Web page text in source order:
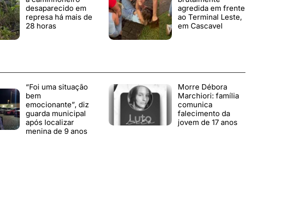
desaparecido em
represa há mais de
28 horas
agredida em frente
ao Terminal Leste,
em Cascavel
“Foi uma situação
bem
emocionante”, diz
guarda municipal
após localizar
menina de 9 anos
Morre Débora
Marchiori: família
comunica
falecimento da
jovem de 17 anos